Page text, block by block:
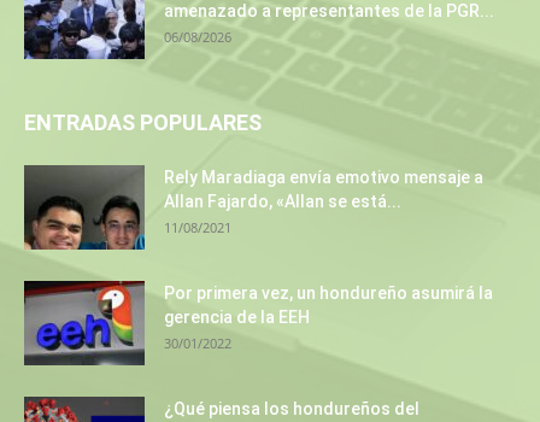
amenazado a representantes de la PGR...
06/08/2026
ENTRADAS POPULARES
Rely Maradiaga envía emotivo mensaje a
Allan Fajardo, «Allan se está...
11/08/2021
Por primera vez, un hondureño asumirá la
gerencia de la EEH
30/01/2022
¿Qué piensa los hondureños del